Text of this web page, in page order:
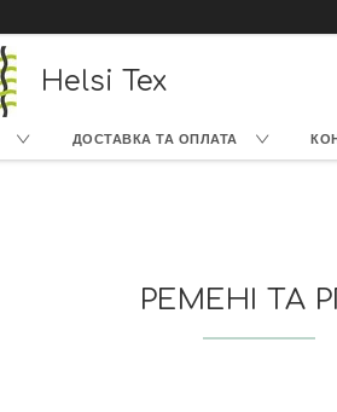
Helsi Tex
ДОСТАВКА ТА ОПЛАТА
РЕМЕНІ ТА